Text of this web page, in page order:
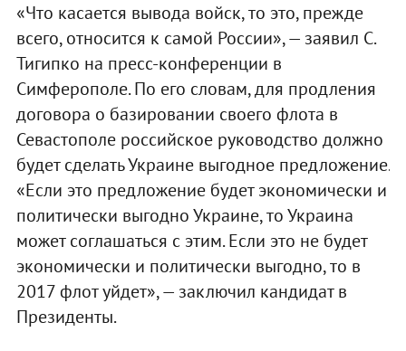
«Что касается вывода войск, то это, прежде
всего, относится к самой России», — заявил С.
Тигипко на пресс-конференции в
Симферополе. По его словам, для продления
договора о базировании своего флота в
Севастополе российское руководство должно
будет сделать Украине выгодное предложение.
«Если это предложение будет экономически и
политически выгодно Украине, то Украина
может соглашаться с этим. Если это не будет
экономически и политически выгодно, то в
2017 флот уйдет», — заключил кандидат в
Президенты.